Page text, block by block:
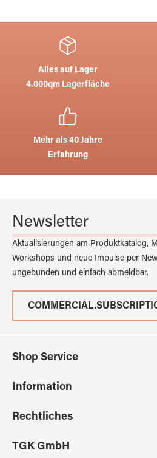
Alles auf Lager
4.000qm Lagerfläche
Mehr als 40 Jahre
Erfahrung
Newsletter
Aktualisierungen am Produktkatalog,
Workshops und neue Impulse per
ungebunden und einfach abmeldbar.
Shop Service
Information
Rechtliches
TGK GmbH